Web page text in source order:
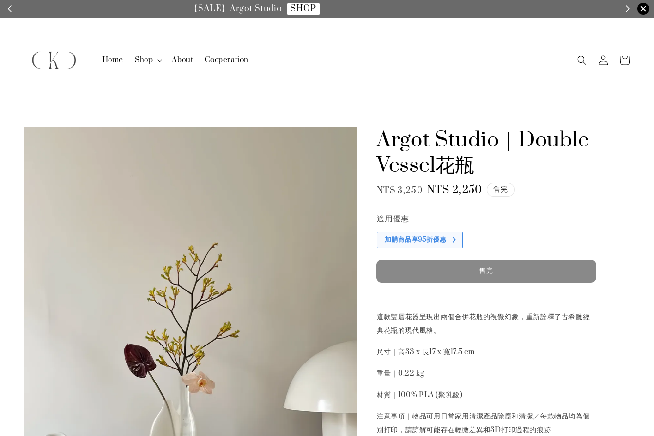
【SALE】手機殼全面8折
Home Shop About Cooperation
Argot Studio｜Double
Vessel花瓶
Regular
NT$ 3,250 Sale
NT$ 2,250 售完
適用優惠
加購商品享95折優惠
售完
這款雙層花器呈現出兩個合併花瓶的視覺幻象，重新詮釋了古希臘經
典花瓶的現代風格。
尺寸｜高33 x 長17 x 寬17.5 cm
重量｜0.22 kg
材質｜100% PLA (聚乳酸)
注意事項｜物品可用日常家用清潔產品除塵和清潔／每款物品均為個
別打印，請諒解可能存在輕微差異和3D打印過程的痕跡